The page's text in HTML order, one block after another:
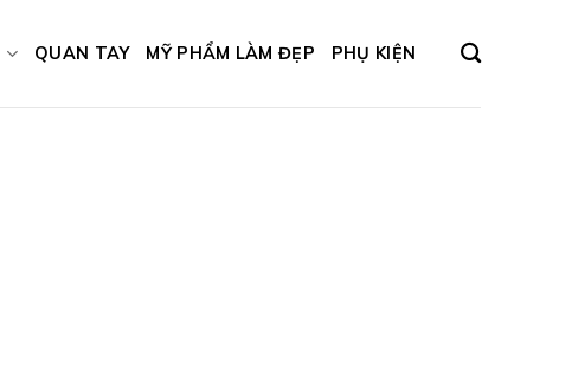
QUAN TAY MỸ PHẨM LÀM ĐẸP PHỤ KIỆN